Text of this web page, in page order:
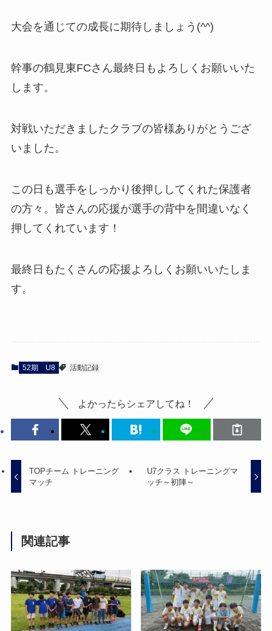
大会を通じての成長に期待しましょう(^^)
幹事の鶴見東FCさん最終日もよろしくお願いいた
します。
対戦いただきましたクラブの皆様ありがとうござ
いました。
この日も選手をしっかり後押ししてくれた保護者
の方々。皆さんの応援が選手の背中を間違いなく
押してくれています！
最終日もたくさんの応援よろしくお願いいたしま
す。
52期 U8 活動記録
よかったらシェアしてね！
TOPチーム トレーニング
マッチ
U7クラス トレーニングマ
ッチ～初陣～
関連記事